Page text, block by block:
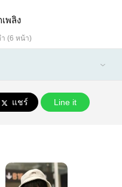
เพลิง
(6 หน้า)
แชร์ Line it